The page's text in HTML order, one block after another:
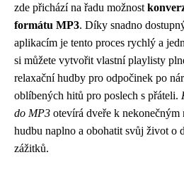
zde přichází na řadu možnost
formátu MP3. Díky snadno
aplikacím je tento proces rychlý a
si můžete vytvořit vlastní playlisty
relaxační hudby pro odpočinek po
oblíbených hitů pro poslech s přáteli.
do MP3 otevírá dveře k nekonečným
hudbu naplno a obohatit svůj život o
zážitků.